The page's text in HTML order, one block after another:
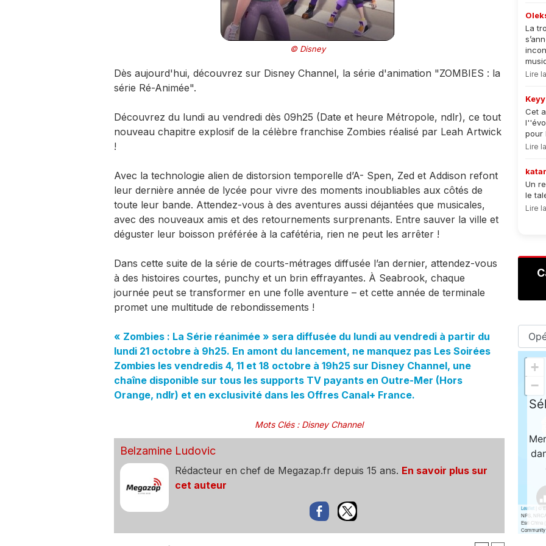
© Disney
Dès aujourd'hui, découvrez sur Disney Channel, la série d'animation "ZOMBIES : la
série Ré-Animée".
Découvrez du lundi au vendredi dès 09h25 (Date et heure Métropole, ndlr), ce tout
nouveau chapitre explosif de la célèbre franchise Zombies réalisé par Leah Artwick
!
Avec la technologie alien de distorsion temporelle d’A- Spen, Zed et Addison refont
leur dernière année de lycée pour vivre des moments inoubliables aux côtés de
toute leur bande. Attendez-vous à des aventures aussi déjantées que musicales,
avec des nouveaux amis et des retournements surprenants. Entre sauver la ville et
déguster leur boisson préférée à la cafétéria, rien ne peut les arrêter !
Dans cette suite de la série de courts-métrages diffusée l’an dernier, attendez-vous
à des histoires courtes, punchy et un brin effrayantes. À Seabrook, chaque
journée peut se transformer en une folle aventure – et cette année de terminale
promet une multitude de rebondissements !
« Zombies : La Série réanimée » sera diffusée du lundi au vendredi à partir du
lundi 21 octobre à 9h25. En amont du lancement, ne manquez pas Les Soirées
Zombies les vendredis 4, 11 et 18 octobre à 19h25 sur Disney Channel, une
chaîne disponible sur tous les supports TV payants en Outre-Mer (Hors
Orange, ndlr) et en exclusivité dans les Offres Canal+ France.
Mots Clés: Disney Channel
Belzamine Ludovic
Rédacteur en chef de Megazap.fr depuis 15 ans. En savoir plus sur
cet auteur
La
Lire
Cet
pour
Lire
Un
le
Lire